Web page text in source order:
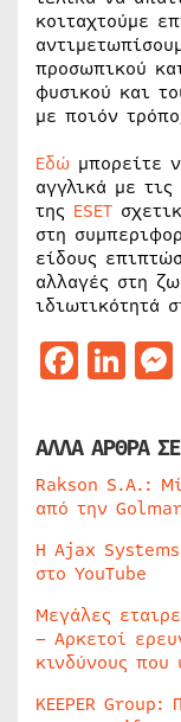
κοιταχτούμε
προσωπικού
φυσικού και
με ποιόν
Εδώ μπορείτε
αγγλικά με
της ESET
στη
είδους
αλλαγές στη
ιδιωτικότητά
ΑΛΛΑ ΑΡΘΡΑ
Rakson S.A.:
από την Golmar
Η Ajax
στο YouTube
Μεγάλες
– Αρκετοί
κινδύνους που
KEEPER